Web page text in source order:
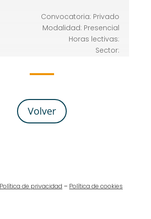
Convocatoria: Privado
Modalidad: Presencial
Horas lectivas:
Sector:
Volver
Política de privacidad – Política de cookies